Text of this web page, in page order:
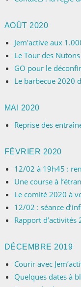
AOÛT 2020
Jem'active aux
Le Tour des
GO pour le
Le barbecue 2020
MAI 2020
Reprise des
FÉVRIER 2020
12/02 à 19h45 :
Une course à
Le comité 2020 à
12/02 : séance
Rapport d’activités
DÉCEMBRE 2019
Courir avec
Quelques dates à